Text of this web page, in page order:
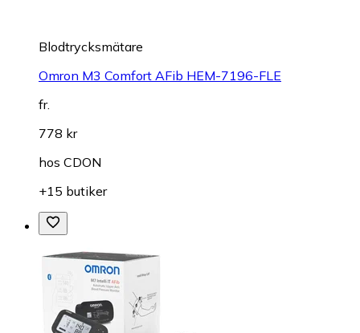
Blodtrycksmätare
Omron M3 Comfort AFib HEM-7196-FLE
fr.
778 kr
hos CDON
+15 butiker